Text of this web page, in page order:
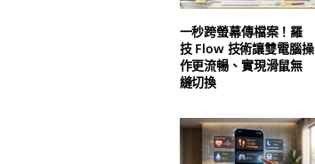
一秒跨螢幕傳檔案！羅
技 Flow 技術讓雙電腦操
作更流暢、實現滑鼠無
縫切換